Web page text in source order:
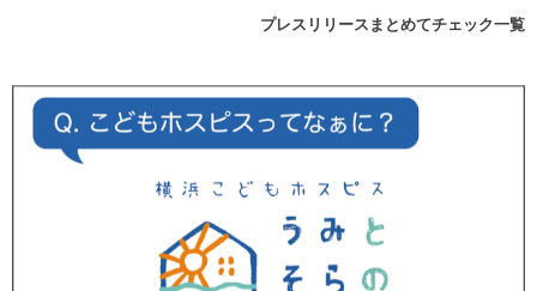
プレスリリースまとめてチェック一覧